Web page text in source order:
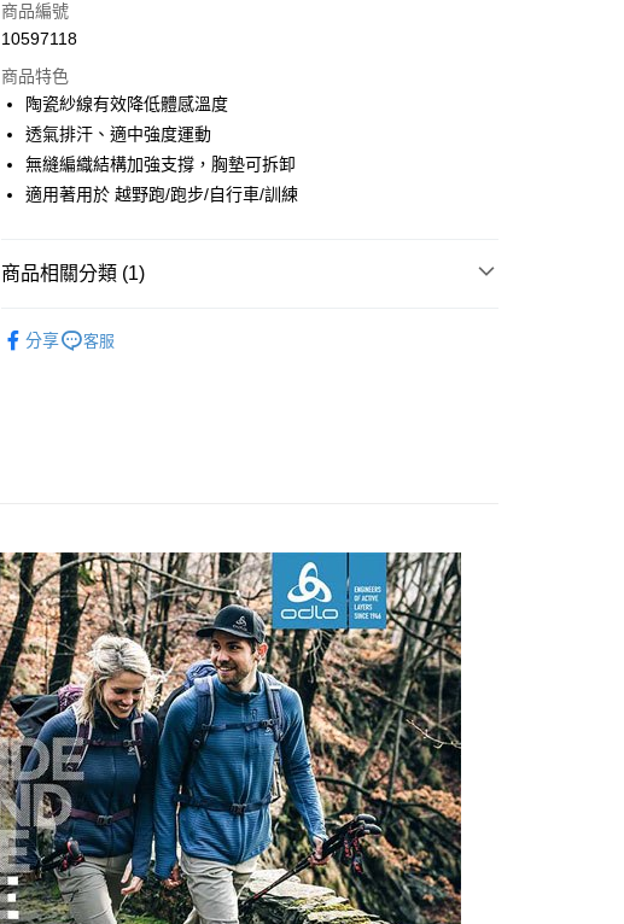
合作金庫商業銀行
華南商業銀行
上海商業儲蓄銀行
國泰世華商業銀行
臺灣中小企業銀行
聯邦商業銀行
遠東國際商業銀行
元大商業銀行
永豐商業銀行
台灣樂天信用卡公司
超商取貨付款
LINE Pay
Apple Pay
ATM付款
全家取貨付款
每筆NT$60，滿NT$490(含以上)免運費
宅配
每筆NT$80，滿NT$490(含以上)免運費
離島宅配
每筆NT$80，滿NT$490(含以上)免運費
付款後門市自取
免運費
商品編號
10597118
商品特色
陶瓷紗線有效降低體感溫度
透氣排汗、適中強度運動
無縫編織結構加強支撐，胸墊可拆卸
適用著用於 越野跑/跑步/自行車/訓練
商品相關分類 (1)
分享
客服